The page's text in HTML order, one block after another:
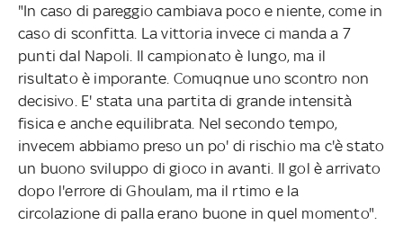
"In caso di pareggio cambiava poco e niente, come in
caso di sconfitta. La vittoria invece ci manda a 7
punti dal Napoli. Il campionato è lungo, ma il
risultato è imporante. Comuqnue uno scontro non
decisivo. E' stata una partita di grande intensità
fisica e anche equilibrata. Nel secondo tempo,
invecem abbiamo preso un po' di rischio ma c'è stato
un buono sviluppo di gioco in avanti. Il gol è arrivato
dopo l'errore di Ghoulam, ma il rtimo e la
circolazione di palla erano buone in quel momento".